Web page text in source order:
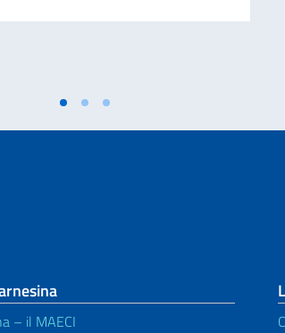
adibire ai servizi di autista-commesso-
– il MAECI